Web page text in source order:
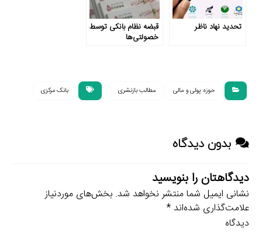
تحدید نهاد ناظر
قبضه نظام بانکی توسط
خصولتی‌ها
حوزه پولی و مالی مطالب بازنشری بانک مرکزی
بدون دیدگاه
دیدگاهتان را بنویسید
نشانی ایمیل شما منتشر نخواهد شد. بخش‌های موردنیاز
علامت‌گذاری شده‌اند*
دیدگاه